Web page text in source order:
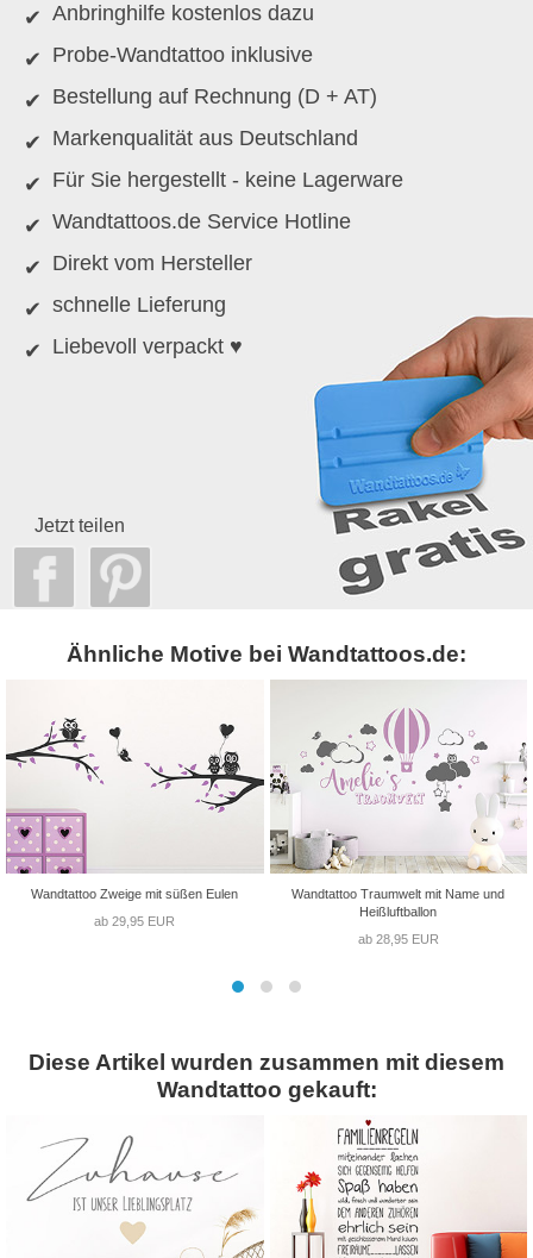
Anbringhilfe kostenlos dazu
Probe-Wandtattoo inklusive
Bestellung auf Rechnung (D + AT)
Markenqualität aus Deutschland
Für Sie hergestellt - keine Lagerware
Wandtattoos.de Service Hotline
Direkt vom Hersteller
schnelle Lieferung
Liebevoll verpackt ♥
Jetzt teilen
Ähnliche Motive bei Wandtattoos.de:
Wandtattoo Zweige mit süßen Eulen
ab 29,95 EUR
Wandtattoo Traumwelt mit Name und
Heißluftballon
ab 28,95 EUR
Diese Artikel wurden zusammen mit diesem
Wandtattoo gekauft: